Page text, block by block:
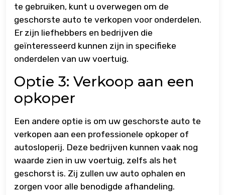
te gebruiken, kunt u overwegen om de
geschorste auto te verkopen voor onderdelen.
Er zijn liefhebbers en bedrijven die
geïnteresseerd kunnen zijn in specifieke
onderdelen van uw voertuig.
Optie 3: Verkoop aan een
opkoper
Een andere optie is om uw geschorste auto te
verkopen aan een professionele opkoper of
autosloperij. Deze bedrijven kunnen vaak nog
waarde zien in uw voertuig, zelfs als het
geschorst is. Zij zullen uw auto ophalen en
zorgen voor alle benodigde afhandeling.